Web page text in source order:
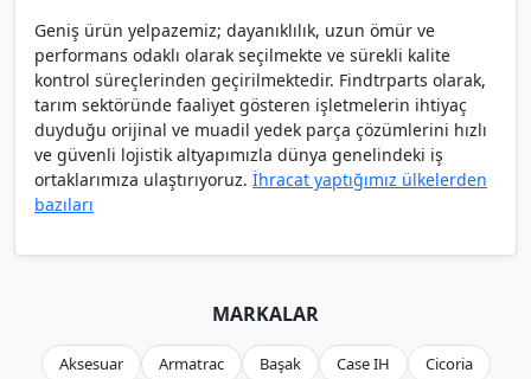
Geniş ürün yelpazemiz; dayanıklılık, uzun ömür ve
performans odaklı olarak seçilmekte ve sürekli kalite
kontrol süreçlerinden geçirilmektedir. Findtrparts olarak,
tarım sektöründe faaliyet gösteren işletmelerin ihtiyaç
duyduğu orijinal ve muadil yedek parça çözümlerini hızlı
ve güvenli lojistik altyapımızla dünya genelindeki iş
ortaklarımıza ulaştırıyoruz. İhracat yaptığımız ülkelerden
bazıları
MARKALAR
Aksesuar Armatrac Başak Case IH
Cicoria